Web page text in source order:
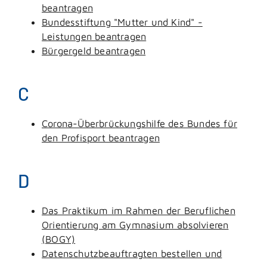
beantragen
Bundesstiftung "Mutter und Kind" -
Leistungen beantragen
Bürgergeld beantragen
C
Corona-Überbrückungshilfe des Bundes für
den Profisport beantragen
D
Das Praktikum im Rahmen der Beruflichen
Orientierung am Gymnasium absolvieren
(BOGY)
Datenschutzbeauftragten bestellen und